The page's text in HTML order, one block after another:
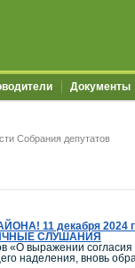
Документы
Собрания депутатов
11 декабря 2024
СЛУШАНИЯ
выражении
наделения, вновь